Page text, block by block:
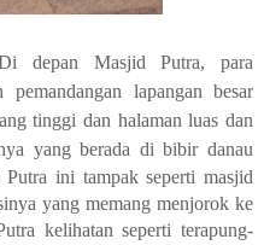
depan Masjid Putra, para
lapangan besar
tinggi dan halaman luas dan
yang berada di bibir danau
Putra ini tampak seperti masjid
yang memang menjorok ke
kelihatan seperti terapung-